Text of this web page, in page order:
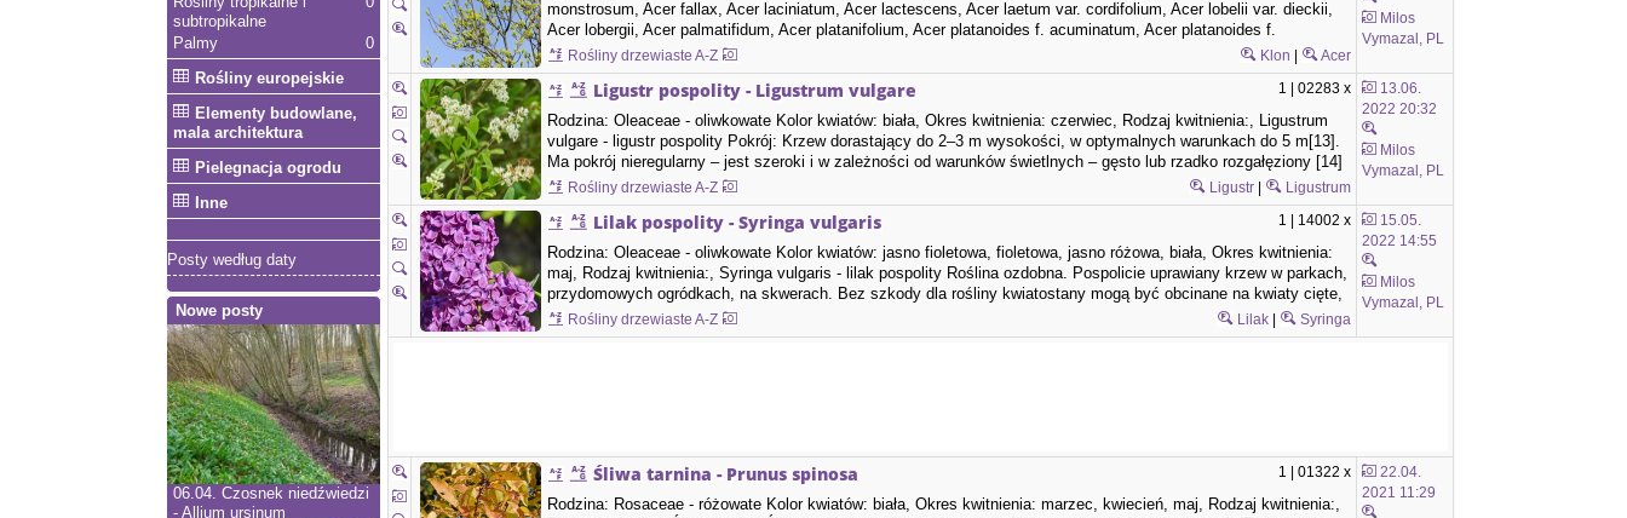
monstrosum, Acer fallax, Acer laciniatum, Acer lactescens, Acer laetum var. cordifolium, Acer lobelii var. dieckii,
Acer lobergii, Acer palmatifidum, Acer platanifolium, Acer platanoides f. acuminatum, Acer platanoides f.
adspersum, Acer platanoides…
Klon | Acer
Rośliny drzewiaste A-Z
Milos
Vymazal, PL
1 | 02283 x
Ligustr pospolity - Ligustrum vulgare
Rodzina: Oleaceae - oliwkowate Kolor kwiatów: biała, Okres kwitnienia: czerwiec, Rodzaj kwitnienia:, Ligustrum
vulgare - ligustr pospolity Pokrój: Krzew dorastający do 2–3 m wysokości, w optymalnych warunkach do 5 m[13].
Ma pokrój nieregularny – jest szeroki i w zależności od warunków świetlnych – gęsto lub rzadko rozgałęziony [14]
[15].…
Ligustr | Ligustrum
Rośliny drzewiaste A-Z
13.06.
2022 20:32
Milos
Vymazal, PL
1 | 14002 x
Lilak pospolity - Syringa vulgaris
Rodzina: Oleaceae - oliwkowate Kolor kwiatów: jasno fioletowa, fioletowa, jasno różowa, biała, Okres kwitnienia:
maj, Rodzaj kwitnienia:, Syringa vulgaris - lilak pospolity Roślina ozdobna. Pospolicie uprawiany krzew w parkach,
przydomowych ogródkach, na skwerach. Bez szkody dla rośliny kwiatostany mogą być obcinane na kwiaty cięte,
które…
Lilak | Syringa
Rośliny drzewiaste A-Z
15.05.
2022 14:55
Milos
Vymazal, PL
1 | 01322 x
Śliwa tarnina - Prunus spinosa
Rodzina: Rosaceae - różowate Kolor kwiatów: biała, Okres kwitnienia: marzec, kwiecień, maj, Rodzaj kwitnienia:,
22.04.
2021 11:29
subtropikalne
0
Palmy
Rośliny europejskie
Elementy budowlane,
mala architektura
Pielegnacja ogrodu
Inne
Posty według daty
Nowe posty
06.04. Czosnek niedźwiedzi
- Allium ursinum